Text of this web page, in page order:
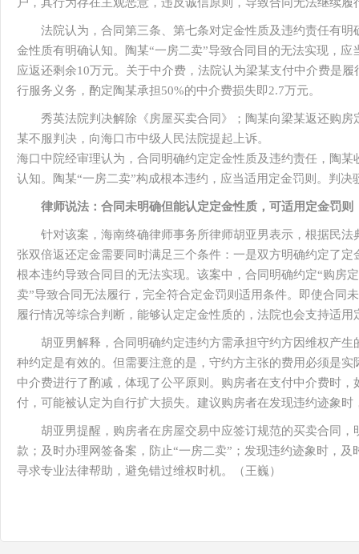
法院认为，合同第三条、第七条对定金性质及违约责任有
金性质有明确认知。陶某“一房二卖”导致合同目的无法实现，
应返还剩余10万元。关于中介费，法院认为梁某支付中介费是
行服务义务，酌定陶某承担50%的中介费损失即2.7万元。
秀英法院判决解除《房屋买卖合同》；陶某向梁某返还购
某不服判决，向海口市中级人民法院提起上诉。
海口中院经审理认为，合同明确约定定金性质及违约责任，陶
认知。陶某“一房二卖”构成根本违约，应当适用定金罚则。判决
律师说法：合同未明确但能认定定金性质，可适用定金罚则
针对该案，海南终确律师事务所律师胡亚男表示，根据民
张双倍返还定金需要同时满足三个条件：一是双方明确约定了
根本违约导致合同目的无法实现。该案中，合同明确约定“购房
卖”导致合同无法履行，完全符合定金罚则适用条件。即使合同
履行情况等综合判断，能够认定定金性质的，法院也会支持适用
胡亚男解释，合同明确约定违约方需承担守约方因维权产
种约定是有效的。但需要注意的是，守约方主张的费用必须是
中介费进行了酌减，体现了公平原则。购房者在支付中介费时
付，可能被认定为自行扩大损失。建议购房者在发现违约迹象
胡亚男提醒，购房者在房屋交易中应签订规范的买卖合同
款；及时办理网签备案，防止“一房二卖”；发现违约迹象时，
寻求专业法律帮助，避免错过维权时机。（王巍）